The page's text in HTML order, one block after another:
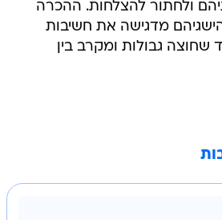
ולחתור להצלחות. ההכרה
מדגישה את חשיבות
גבולות ומקרב בין